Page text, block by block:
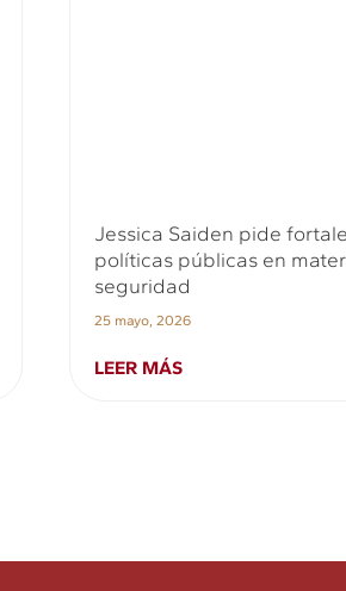
Jessica Saiden pide
políticas públicas en
seguridad
25 mayo, 2026
LEER MÁS